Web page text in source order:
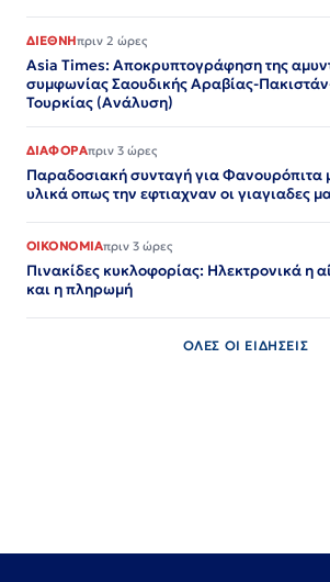
ΔΙΕΘΝΗπριν 2 ώρες
Asia Times: Αποκρυπτογράφηση της
συμφωνίας Σαουδικής Αραβίας-
Τουρκίας (Ανάλυση)
ΔΙΑΦΟΡΑπριν 3 ώρες
Παραδοσιακή συνταγή για Φανουρόπιτα
υλικά οπως την εφτιαχναν οι γιαγιαδες
ΟΙΚΟΝΟΜΙΑπριν 3 ώρες
Πινακίδες κυκλοφορίας: Ηλεκτρονικά η
και η πληρωμή
ΟΛΕΣ ΟΙ ΕΙΔΗΣΕΙΣ